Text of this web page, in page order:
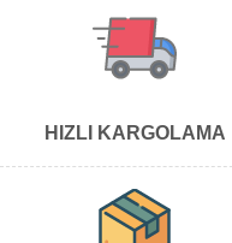
HIZLI KARGOLAMA